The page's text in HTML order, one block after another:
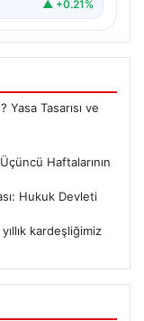
Haftalarının
Hukuk Devleti
kardeşliğimiz